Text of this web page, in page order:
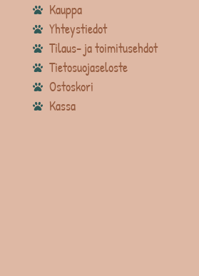
Kauppa
Yhteystiedot
Tilaus- ja toimitusehdot
Tietosuojaseloste
Ostoskori
Kassa